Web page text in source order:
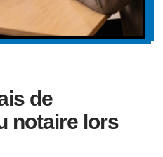
de
notaire lors